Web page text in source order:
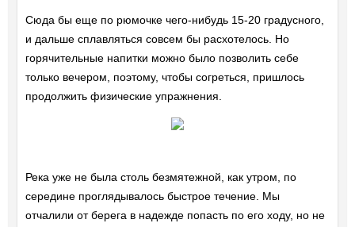
Сюда бы еще по рюмочке чего-нибудь 15-20 градусного,
и дальше сплавляться совсем бы расхотелось. Но
горячительные напитки можно было позволить себе
только вечером, поэтому, чтобы согреться, пришлось
продолжить физические упражнения.
Река уже не была столь безмятежной, как утром, по
середине проглядывалось быстрое течение. Мы
отчалили от берега в надежде попасть по его ходу, но не